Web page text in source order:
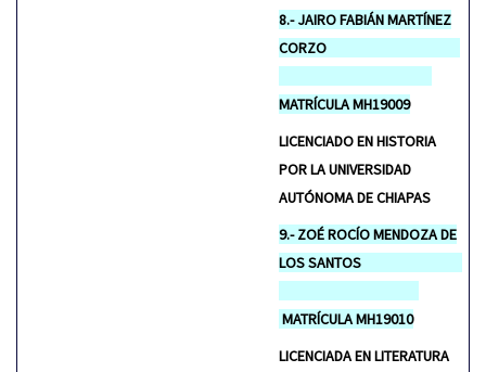
8.- JAIRO FABIÁN MARTÍNEZ
CORZO
MATRÍCULA MH19009
LICENCIADO EN HISTORIA
POR LA UNIVERSIDAD
AUTÓNOMA DE CHIAPAS
9.- ZOÉ ROCÍO MENDOZA DE
LOS SANTOS
MATRÍCULA MH19010
LICENCIADA EN LITERATURA